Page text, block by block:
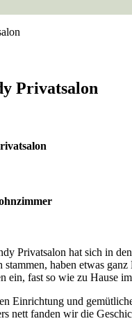
Privatsalon
Privatsalon hat sich in
haben etwas
fast so wie zu Hause
Einrichtung und
nett fanden wir die